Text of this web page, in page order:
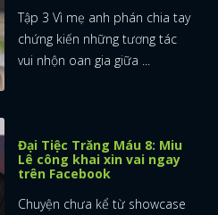
Tập 3 Vì mẹ anh phán chia tay
chứng kiến những tương tác
vui nhộn oan gia giữa ...
Đại Tiệc Trăng Máu 8: Miu
Lê công khai xin vai ngay
trên Facebook
Chuyện chưa kể từ showcase